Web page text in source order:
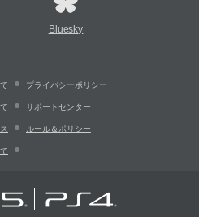
Bluesky
プライバシーポリシー
サポートセンター
ルール＆ポリシー